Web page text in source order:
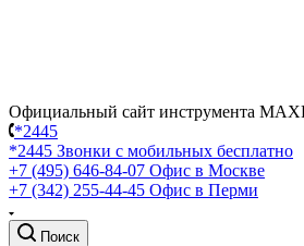
Официальный сайт инструмента
*2445
*2445 Звонки с мобильных бесплатно
+7 (495) 646-84-07 Офис в Москве
+7 (342) 255-44-45 Офис в Перми
Поиск